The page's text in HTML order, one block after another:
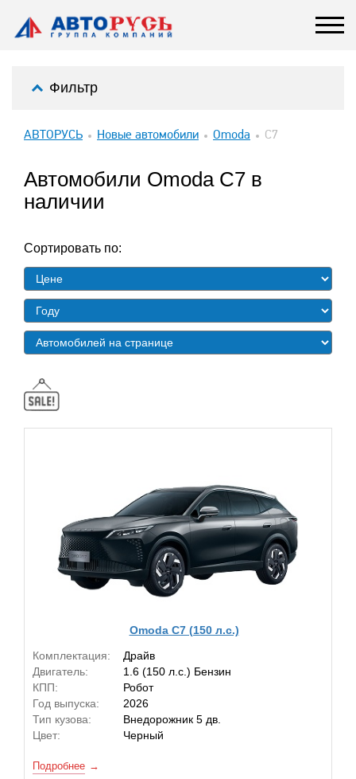
Фильтр
АВТОРУСЬ Новые автомобили Omoda C7
Автомобили Omoda C7 в
наличии
Сортировать по:
Omoda C7 (150 л.с.)
Комплектация:
Драйв
Двигатель:
1.6 (150 л.с.) Бензин
КПП:
Робот
Год выпуска:
2026
Тип кузова:
Внедорожник 5 дв.
Цвет:
Черный
Подробнее